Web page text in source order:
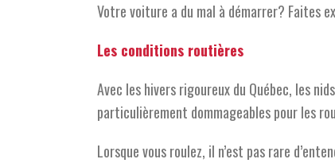
Votre voiture a du mal à démarrer? Faites
Les conditions routières
Avec les hivers rigoureux du Québec, les
particulièrement dommageables pour les
Lorsque vous roulez, il n’est pas rare